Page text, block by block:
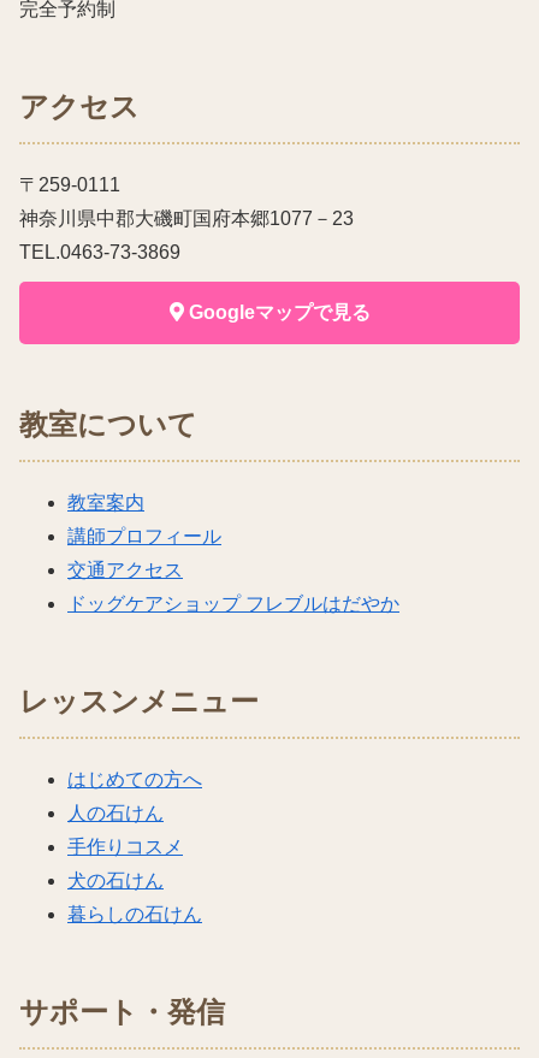
完全予約制
アクセス
〒259-0111
神奈川県中郡大磯町国府本郷1077－23
TEL.0463-73-3869
Googleマップで見る
教室について
教室案内
講師プロフィール
交通アクセス
ドッグケアショップ フレブルはだやか
レッスンメニュー
はじめての方へ
人の石けん
手作りコスメ
犬の石けん
暮らしの石けん
サポート・発信